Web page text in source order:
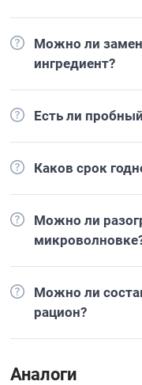
Можно ли
ингредиент?
Есть ли
Каков срок
Можно ли
Можно ли
рацион?
Аналоги